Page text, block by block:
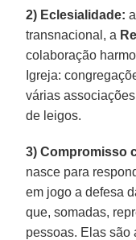
2) Eclesialidade:
transnacional, a
colaboração
Igreja:
várias
de leigos.
3) Compromisso
nasce para
em jogo a defesa
que, somadas,
pessoas. Elas são